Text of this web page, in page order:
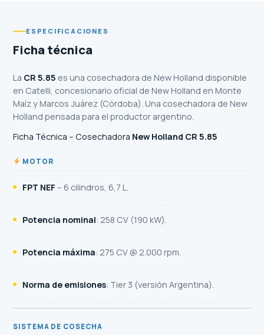
ESPECIFICACIONES
Ficha técnica
La CR 5.85 es una cosechadora de New Holland disponible
en Catelli, concesionario oficial de New Holland en Monte
Maíz y Marcos Juárez (Córdoba). Una cosechadora de New
Holland pensada para el productor argentino.
Ficha Técnica – Cosechadora New Holland CR 5.85
MOTOR
FPT NEF – 6 cilindros, 6,7 L.
Potencia nominal: 258 CV (190 kW).
Potencia máxima: 275 CV @ 2.000 rpm.
Norma de emisiones: Tier 3 (versión Argentina).
SISTEMA DE COSECHA